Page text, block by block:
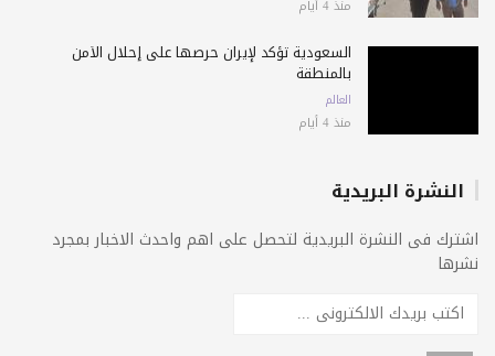
منذ 4 أيام
السعودية تؤكد لإيران حرصها على إحلال الأمن
بالمنطقة
العالم
منذ 4 أيام
النشرة البريدية
اشترك فى النشرة البريدية لتحصل على اهم واحدث الاخبار بمجرد
نشرها